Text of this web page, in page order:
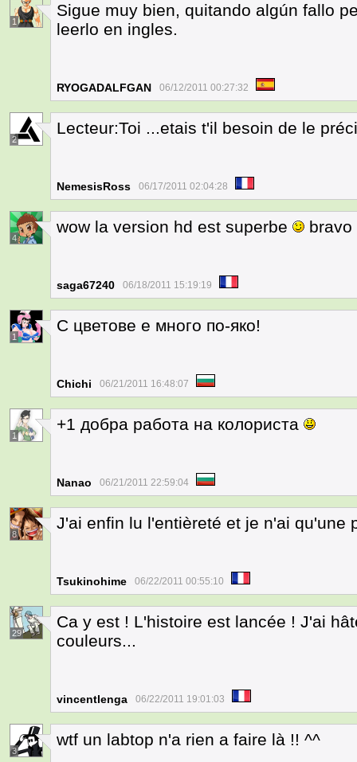
1
Sigue muy bien, quitando algún fallo
leerlo en ingles.
RYOGADALFGAN 06/12/2011 00:27:32
2
Lecteur:Toi ...etais t'il besoin de le
NemesisRoss 06/17/2011 02:04:28
4
wow la version hd est superbe bravo
saga67240 06/18/2011 15:19:19
1
С цветове е много по-яко!
Chichi 06/21/2011 16:48:07
1
+1 добра работа на колориста
Nanao 06/21/2011 22:59:04
8
J'ai enfin lu l'entièreté et je n'ai qu'une
Tsukinohime 06/22/2011 00:55:10
29
Ca y est ! L'histoire est lancée ! J'ai
couleurs...
vincentlenga 06/22/2011 19:01:03
3
wtf un labtop n'a rien a faire là !! ^^